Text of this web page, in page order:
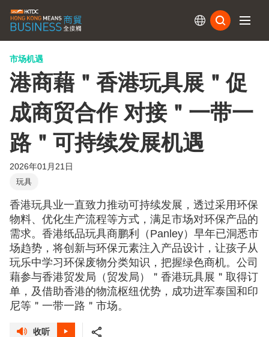
市场机遇
港商藉＂香港玩具展＂促
成商贸合作 对接＂一带一
路＂可持续发展机遇
2026年01月21日
玩具
香港玩具业一直致力推动可持续发展，透过采用环保
物料、优化生产流程等方式，满足市场对环保产品的
需求。香港纸品玩具商鹏利（Panley）早年已洞悉市
场趋势，将创新与环保元素注入产品设计，让孩子从
玩乐中学习环保废物分类知识，把握绿色商机。公司
藉参与香港贸发局（贸发局）＂香港玩具展＂取得订
单，及借助香港的物流枢纽优势，成功进军泰国和印
尼等＂一带一路＂市场。
收听